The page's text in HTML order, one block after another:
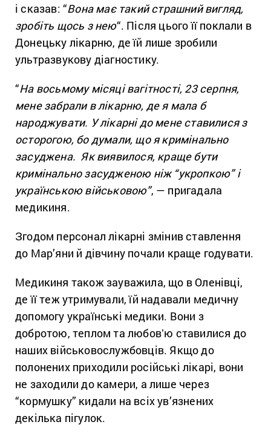
і сказав: “Вона має такий страшний вигляд,
зробіть щось з нею“. Після цього її поклали в
Донецьку лікарню, де їй лише зробили
ультразвукову діагностику.
“На восьмому місяці вагітності, 23 серпня,
мене забрали в лікарню, де я мала б
народжувати. У лікарні до мене ставилися з
осторогою, бо думали, що я кримінально
засуджена. Як виявилося, краще бути
кримінально засудженою ніж “укропкою” і
українською військовою”, — пригадала
медикиня.
Згодом персонал лікарні змінив ставлення
до Мар’яни й дівчину почали краще годувати.
Медикиня також зауважила, що в Оленівці,
де її теж утримували, їй надавали медичну
допомогу українські медики. Вони з
добротою, теплом та любовʼю ставилися до
наших військовослужбовців. Якщо до
полонених приходили російські лікарі, вони
не заходили до камери, а лише через
“кормушку” кидали на всіх ув’язнених
декілька пігулок.